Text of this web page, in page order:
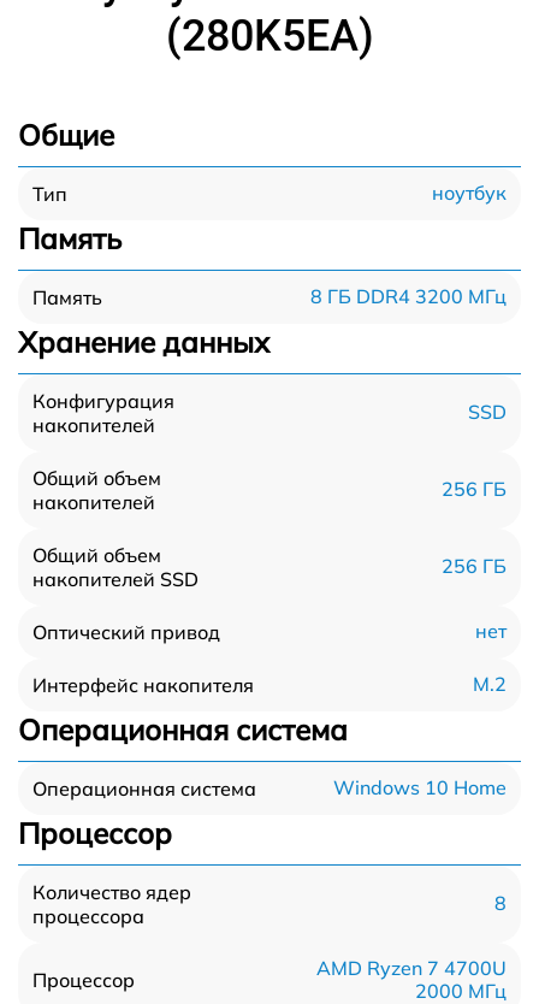
(280K5EA)
Общие
Тип ноутбук
Память
Память 8 ГБ DDR4 3200 МГц
Хранение данных
Конфигурация
накопителей
SSD
Общий объем
накопителей
256 ГБ
Общий объем
накопителей SSD
256 ГБ
Оптический привод нет
Интерфейс накопителя M.2
Операционная система
Операционная система Windows 10 Home
Процессор
Количество ядер
процессора
8
Процессор
AMD Ryzen 7 4700U
2000 МГц